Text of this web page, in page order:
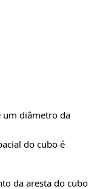
um diâmetro da
do cubo é
da aresta do cubo